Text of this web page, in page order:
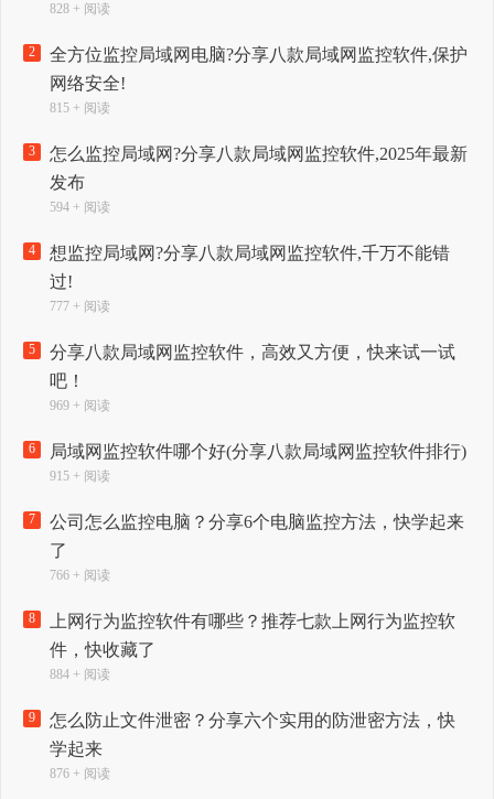
828 + 阅读
2
全方位监控局域网电脑?分享八款局域网监控软件,保护
网络安全!
815 + 阅读
3
怎么监控局域网?分享八款局域网监控软件,2025年最新
发布
594 + 阅读
4
想监控局域网?分享八款局域网监控软件,千万不能错
过!
777 + 阅读
5
分享八款局域网监控软件，高效又方便，快来试一试
吧！
969 + 阅读
6 局域网监控软件哪个好(分享八款局域网监控软件排行)
915 + 阅读
7
公司怎么监控电脑？分享6个电脑监控方法，快学起来
了
766 + 阅读
8
上网行为监控软件有哪些？推荐七款上网行为监控软
件，快收藏了
884 + 阅读
9
怎么防止文件泄密？分享六个实用的防泄密方法，快
学起来
876 + 阅读